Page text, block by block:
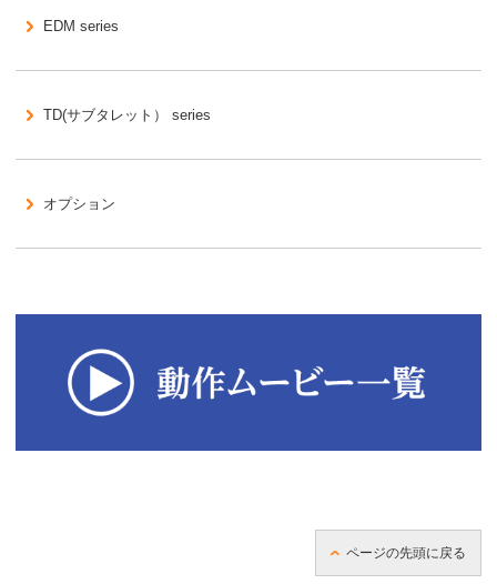
EDM series
TD(サブタレット） series
オプション
ページの先頭に戻る